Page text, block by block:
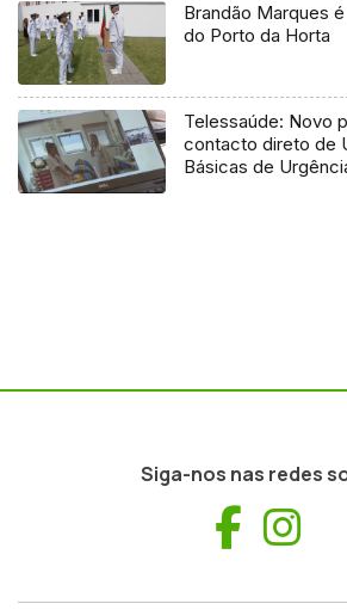
Brandão Marques
do Porto da Horta
Telessaúde: Novo
contacto direto de
Básicas de
Siga-nos nas redes